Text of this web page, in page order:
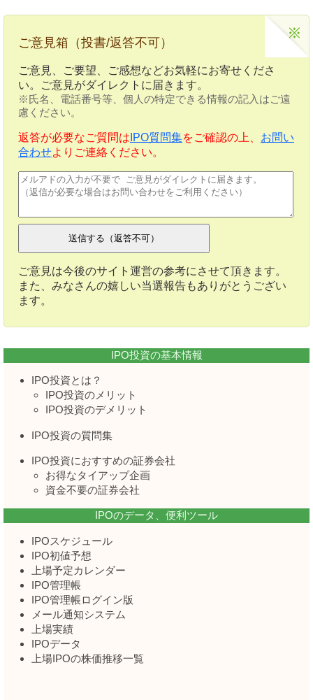
ご意見箱（投書/返答不可）
ご意見、ご要望、ご感想などお気軽にお寄せくださ
い。ご意見がダイレクトに届きます。
※氏名、電話番号等、個人の特定できる情報の記入はご遠
慮ください。
返答が必要なご質問は IPO質問集をご確認の上、 お問い
合わせよりご連絡ください。
ご意見は今後のサイト運営の参考にさせて頂きます。
また、みなさんの嬉しい当選報告もありがとうござい
ます。
IPO投資の基本情報
IPO投資とは？
IPO投資のメリット
IPO投資のデメリット
IPO投資の質問集
IPO投資におすすめの証券会社
お得なタイアップ企画
資金不要の証券会社
IPOのデータ、便利ツール
IPOスケジュール
IPO初値予想
上場予定カレンダー
IPO管理帳
IPO管理帳ログイン版
メール通知システム
上場実績
IPOデータ
上場IPOの株価推移一覧